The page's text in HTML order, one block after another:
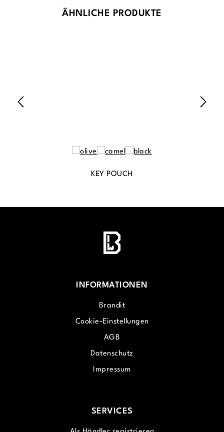
Produktgalerie überspringen
ÄHNLICHE PRODUKTE
KEY POUCH
INFORMATIONEN
Brandit
Cookie-Einstellungen
AGB
Datenschutz
Impressum
SERVICES